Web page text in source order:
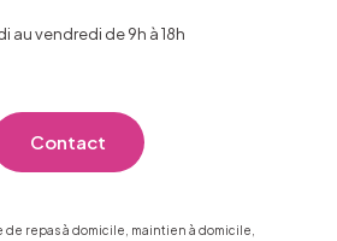
au vendredi de 9h à 18h
Contact
de repas à domicile, maintien à domicile,